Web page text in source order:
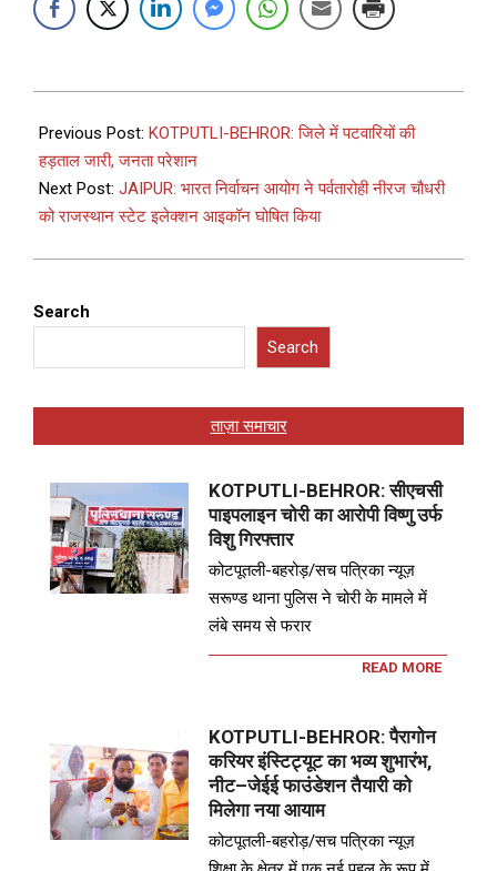
Previous Post: KOTPUTLI-BEHROR: जिले में पटवारियों की
हड़ताल जारी, जनता परेशान
Next Post: JAIPUR: भारत निर्वाचन आयोग ने पर्वतारोही नीरज चौधरी
को राजस्थान स्टेट इलेक्शन आइकॉन घोषित किया
Search
Search
ताज़ा समाचार
KOTPUTLI-BEHROR: सीएचसी
पाइपलाइन चोरी का आरोपी विष्णु उर्फ
विशु गिरफ्तार
कोटपूतली-बहरोड़/सच पत्रिका न्यूज़
सरूण्ड थाना पुलिस ने चोरी के मामले में
लंबे समय से फरार
READ MORE
KOTPUTLI-BEHROR: पैरागोन
करियर इंस्टिट्यूट का भव्य शुभारंभ,
नीट–जेईई फाउंडेशन तैयारी को
मिलेगा नया आयाम
कोटपूतली-बहरोड़/सच पत्रिका न्यूज़